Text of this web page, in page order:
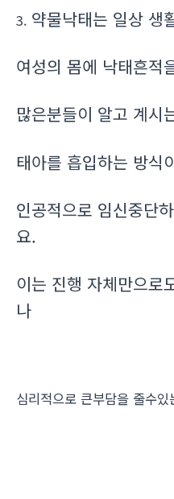
3. 약물낙태는 일상 생
여성의 몸에 낙태흔적
많은분들이 알고 계시
태아를 흡입하는 방식
인공적으로 임신중단
요.
이는 진행 자체만으로
나
심리적으로 큰부담을 줄수있